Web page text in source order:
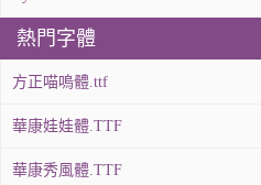
熱門字體
方正喵嗚體.ttf
華康娃娃體.TTF
華康秀風體.TTF